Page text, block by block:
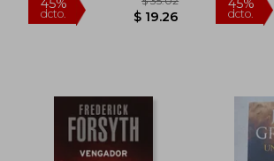
45%
dcto.